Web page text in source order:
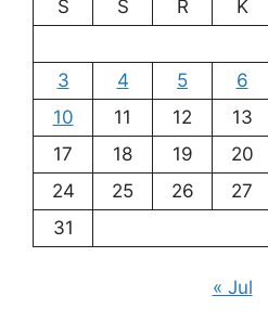
S S R K
3
4 5 6
10
11 12 13
17
18 19 20
24
25 26 27
31
« Jul